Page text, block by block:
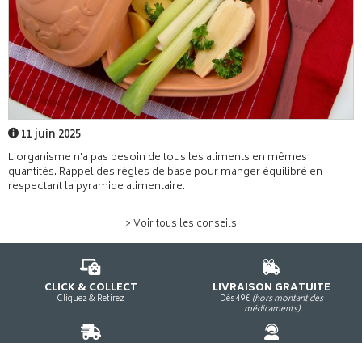
11 juin 2025
L'organisme n'a pas besoin de tous les aliments en mêmes
quantités. Rappel des règles de base pour manger équilibré en
respectant la pyramide alimentaire.
> Voir tous les conseils
CLICK & COLLECT
Cliquez & Retirez
LIVRAISON GRATUITE
Dès 49€ (hors montant des
médicaments)